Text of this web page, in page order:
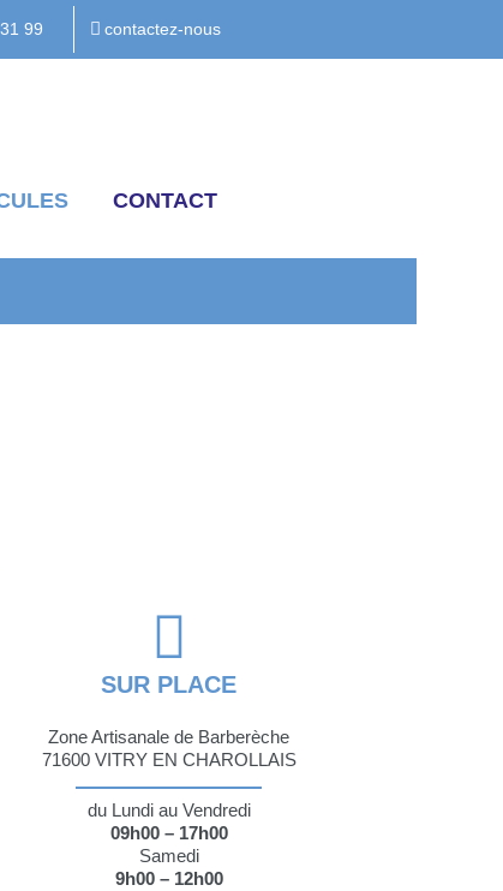
99 contactez-nous
CONTACT
SUR PLACE
Zone Artisanale de Barberèche
71600 VITRY EN CHAROLLAIS
du Lundi au Vendredi
09h00 – 17h00
Samedi
9h00 – 12h00